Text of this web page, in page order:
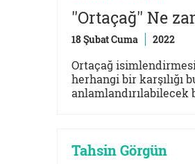
''Ortaçağ'' Ne
18 Şubat Cuma 2022
Ortaçağ
herhangi bir karşılığı
Tahsin Görgün